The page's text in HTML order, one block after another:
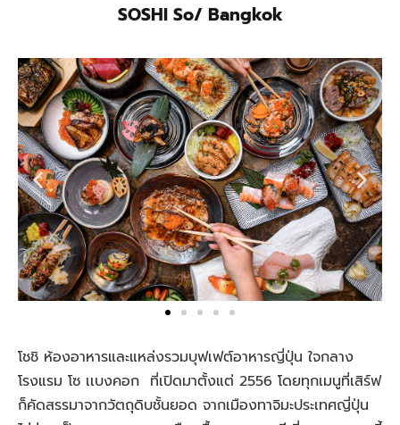
SOSHI So/ Bangkok
โชชิ ห้องอาหารและแหล่งรวมบุฟเฟต์อาหารญี่ปุ่น ใจกลาง
โรงแรม โซ เเบงคอก ที่เปิดมาตั้งแต่ 2556 โดยทุกเมนูที่เสิร์ฟ
ก็คัดสรรมาจากวัตถุดิบชั้นยอด จากเมืองทาจิมะประเทศญี่ปุ่น